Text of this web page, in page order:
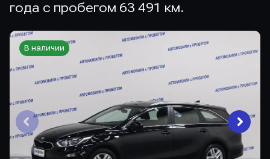
года с пробегом 63 491 км.
В наличии